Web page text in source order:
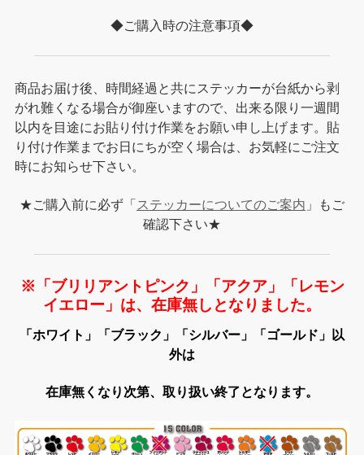
◆ご購入時の注意事項◆
商品お届け後、時間経過と共にステッカーが台紙から剥
がれ難くなる場合が御座いますので、出来る限り一週間
以内を目途にお貼り付け作業をお願い申し上げます。貼
り付け作業までお日にちが空く場合は、お気軽にご注文
時にお知らせ下さい。
★ご購入前に必ず「 ステッカーについてのご案内 」もご
確認下さい★
※「ブリリアントピンク」「アクア」「レモン
イエロー」は、在庫無しとなりました。
「ホワイト」「ブラック」「シルバー」「ゴールド」以
外は
在庫無くなり次第、取り扱い終了となります。